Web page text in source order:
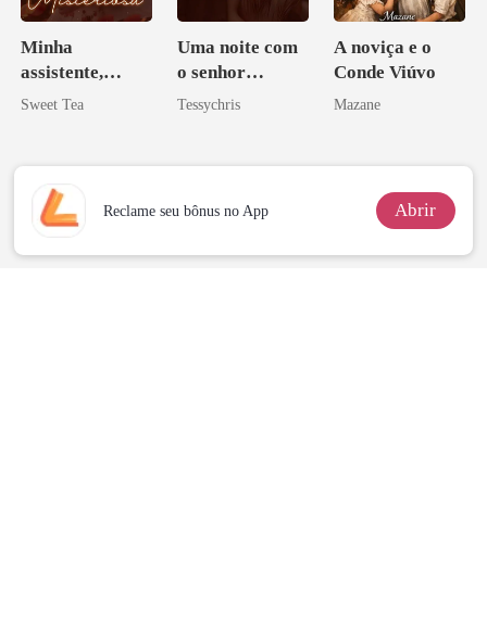
Minha
assistente,
minha esposa
Sweet Tea
Uma noite com
o senhor
Bilionário
Tessychris
A noviça e o
Conde Viúvo
Mazane
Reclame seu bônus no App Abrir